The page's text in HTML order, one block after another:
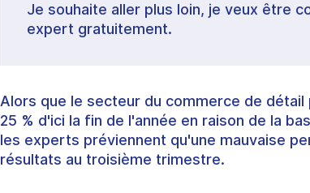
Je souhaite aller plus loin, je veux être
expert gratuitement.
Alors que le secteur du commerce de
25 % d'ici la fin de l'année en raison de la
les experts préviennent qu'une mauvaise
résultats au troisième trimestre.